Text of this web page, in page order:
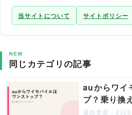
当サイトについて サイトポリシー
NEW
同じカテゴリの記事
auからワイ
プ？乗り換
最終更新：2026